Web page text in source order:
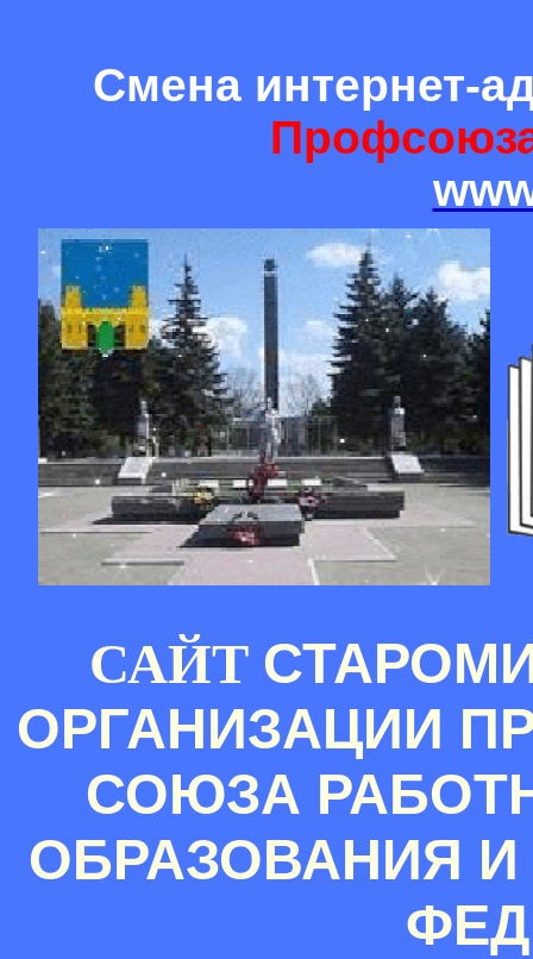
Смена интернет-
САЙТ
ОРГАНИЗАЦИИ
СОЮЗА
ОБРАЗОВАНИЯ